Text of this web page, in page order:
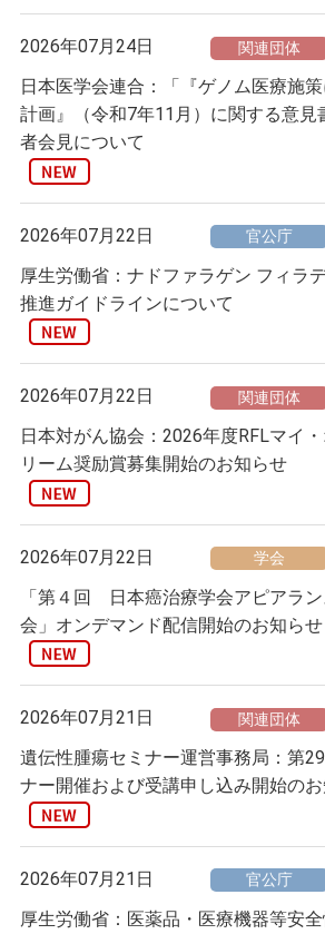
2026年07月24日 関連団体
日本医学会連合：「『ゲノム医療施
計画』（令和7年11月）に関する意見
者会見について
2026年07月22日 官公庁
厚生労働省：ナドファラゲン フィラ
推進ガイドラインについて
2026年07月22日 関連団体
日本対がん協会：2026年度RFLマイ
リーム奨励賞募集開始のお知らせ
2026年07月22日 学会
「第４回 日本癌治療学会アピアラ
会」オンデマンド配信開始のお知らせ
2026年07月21日 関連団体
遺伝性腫瘍セミナー運営事務局：第
ナー開催および受講申し込み開始の
2026年07月21日 官公庁
厚生労働省：医薬品・医療機器等安